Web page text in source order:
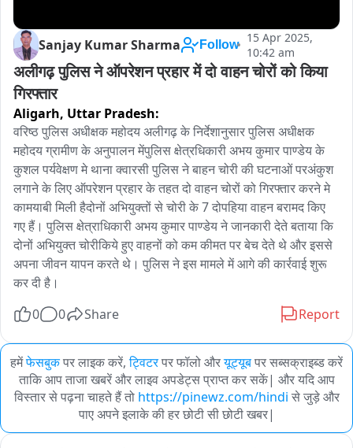
Sanjay Kumar Sharma Follow
15 Apr 2025,
10:42 am
अलीगढ़ पुलिस ने ऑपरेशन प्रहार में दो वाहन चोरों को किया
गिरफ्तार
Aligarh, Uttar Pradesh:
वरिष्ठ पुलिस अधीक्षक महोदय अलीगढ़ के निर्देशानुसार पुलिस अधीक्षक
महोदय ग्रामीण के अनुपालन मेंपुलिस क्षेत्रधिकारी अभय कुमार पाण्डेय के
कुशल पर्यवेक्षण मे थाना क्वारसी पुलिस ने बाहन चोरी की घटनाओं परअंकुश
लगाने के लिए ऑपरेशन प्रहार के तहत दो वाहन चोरों को गिरफ्तार करने मे
कामयाबी मिली हैदोनों अभियुक्तों से चोरी के 7 दोपहिया वाहन बरामद किए
गए हैं। पुलिस क्षेत्राधिकारी अभय कुमार पाण्डेय ने जानकारी देते बताया कि
दोनों अभियुक्त चोरीकिये हुए वाहनों को कम कीमत पर बेच देते थे और इससे
अपना जीवन यापन करते थे। पुलिस ने इस मामले में आगे की कार्रवाई शुरू
कर दी है।
0
0 Share Report
हमेंफेसबुकपर लाइक करें, ट्विटरपर फॉलो औरयूट्यूबपर सब्सक्राइब्ड करें
ताकि आप ताजा खबरें और लाइव अपडेट्स प्राप्त कर सकें| और यदि आप
विस्तार से पढ़ना चाहते हैं तो https://pinewz.com/hindi से जुड़े और
पाए अपने इलाके की हर छोटी सी छोटी खबर|